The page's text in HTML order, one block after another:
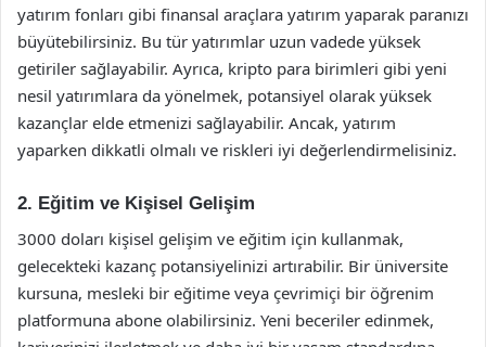
yatırım fonları gibi finansal araçlara yatırım yaparak paranızı
büyütebilirsiniz. Bu tür yatırımlar uzun vadede yüksek
getiriler sağlayabilir. Ayrıca, kripto para birimleri gibi yeni
nesil yatırımlara da yönelmek, potansiyel olarak yüksek
kazançlar elde etmenizi sağlayabilir. Ancak, yatırım
yaparken dikkatli olmalı ve riskleri iyi değerlendirmelisiniz.
2. Eğitim ve Kişisel Gelişim
3000 doları kişisel gelişim ve eğitim için kullanmak,
gelecekteki kazanç potansiyelinizi artırabilir. Bir üniversite
kursuna, mesleki bir eğitime veya çevrimiçi bir öğrenim
platformuna abone olabilirsiniz. Yeni beceriler edinmek,